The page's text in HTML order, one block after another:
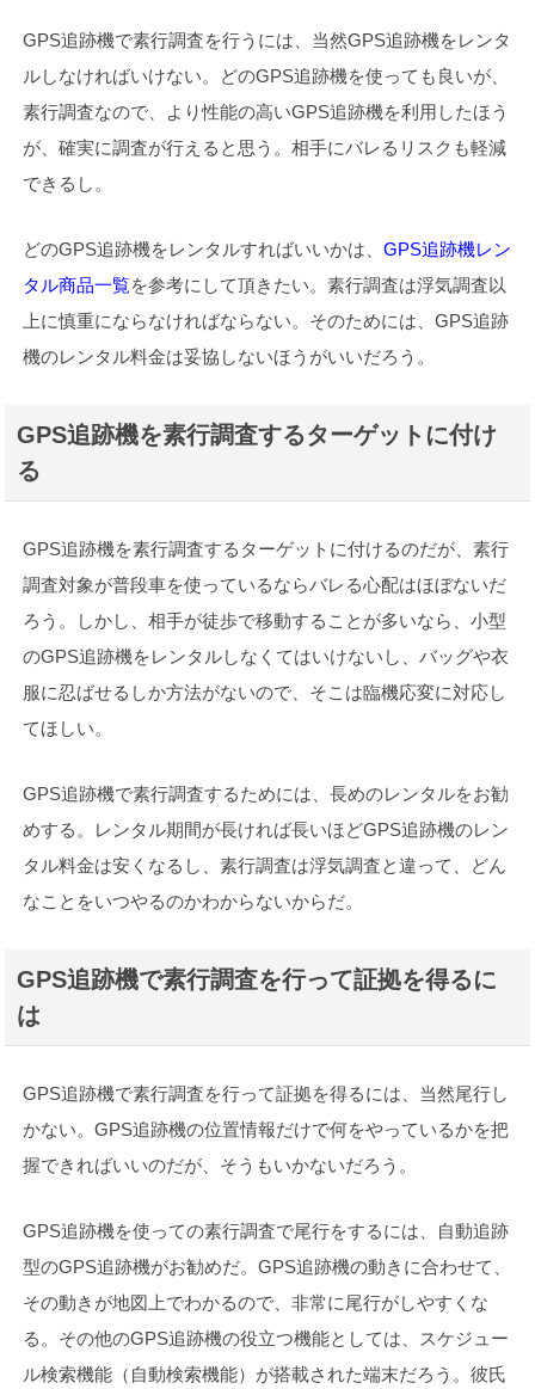
GPS追跡機で素行調査を行うには、当然GPS追跡機をレンタ
ルしなければいけない。どのGPS追跡機を使っても良いが、
素行調査なので、より性能の高いGPS追跡機を利用したほう
が、確実に調査が行えると思う。相手にバレるリスクも軽減
できるし。
どのGPS追跡機をレンタルすればいいかは、GPS追跡機レン
タル商品一覧を参考にして頂きたい。素行調査は浮気調査以
上に慎重にならなければならない。そのためには、GPS追跡
機のレンタル料金は妥協しないほうがいいだろう。
GPS追跡機を素行調査するターゲットに付け
る
GPS追跡機を素行調査するターゲットに付けるのだが、素行
調査対象が普段車を使っているならバレる心配はほぼないだ
ろう。しかし、相手が徒歩で移動することが多いなら、小型
のGPS追跡機をレンタルしなくてはいけないし、バッグや衣
服に忍ばせるしか方法がないので、そこは臨機応変に対応し
てほしい。
GPS追跡機で素行調査するためには、長めのレンタルをお勧
めする。レンタル期間が長ければ長いほどGPS追跡機のレン
タル料金は安くなるし、素行調査は浮気調査と違って、どん
なことをいつやるのかわからないからだ。
GPS追跡機で素行調査を行って証拠を得るに
は
GPS追跡機で素行調査を行って証拠を得るには、当然尾行し
かない。GPS追跡機の位置情報だけで何をやっているかを把
握できればいいのだが、そうもいかないだろう。
GPS追跡機を使っての素行調査で尾行をするには、自動追跡
型のGPS追跡機がお勧めだ。GPS追跡機の動きに合わせて、
その動きが地図上でわかるので、非常に尾行がしやすくな
る。その他のGPS追跡機の役立つ機能としては、スケジュー
ル検索機能（自動検索機能）が搭載された端末だろう。彼氏